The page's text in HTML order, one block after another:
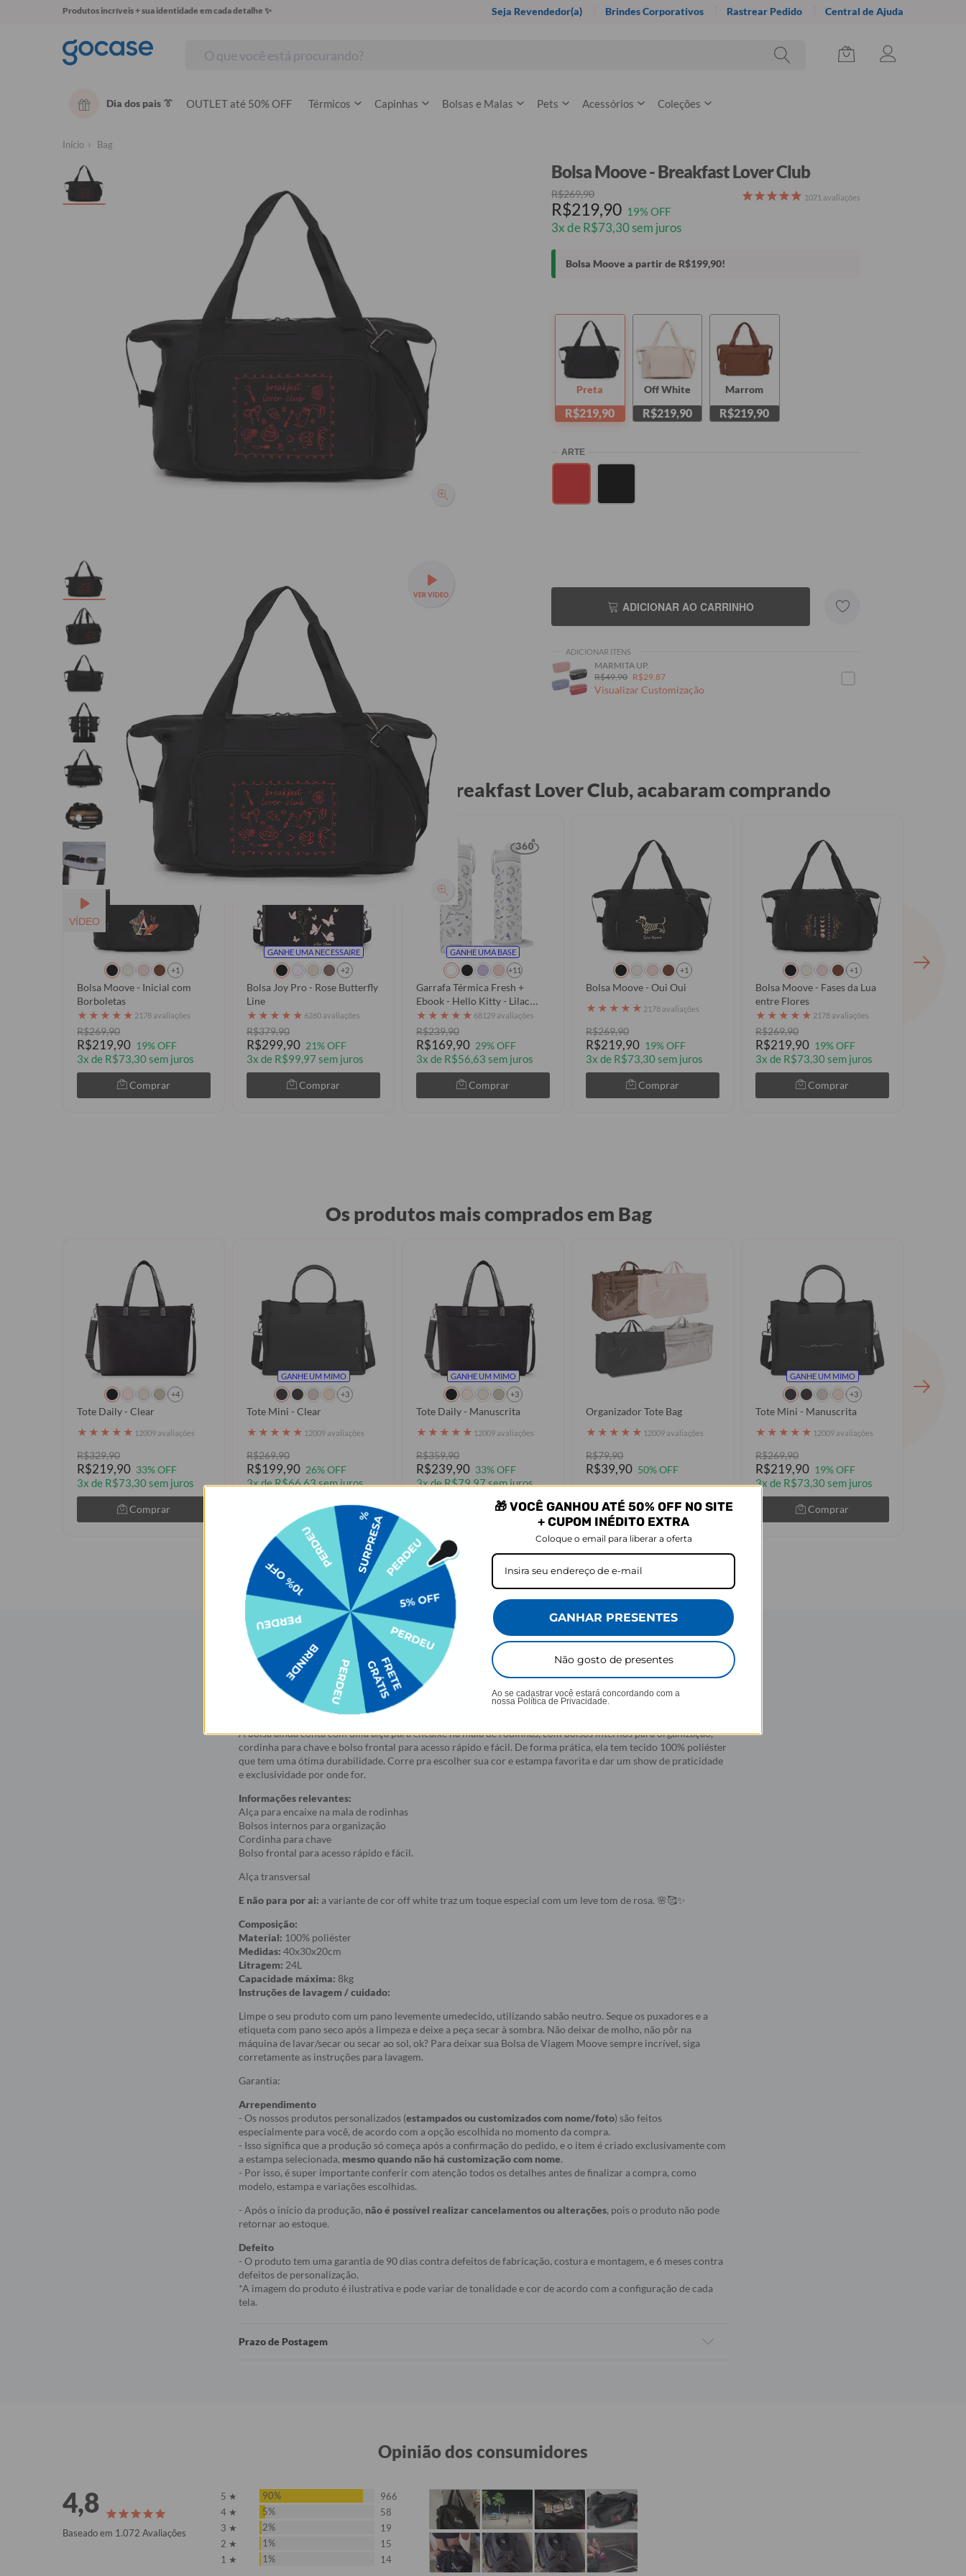
Produtos incríveis + sua identidade em cada detalhe ✨ Seja Revendedor(a) Brindes Corporativos Rastrear Pedido Central de Ajuda
Dia dos pais 👔 OUTLET até 50% OFF Térmicos Capinhas Bolsas e Malas Pets Acessórios Coleções
Início Bag
VER VÍDEO
VÍDEO
Bolsa Moove - Breakfast Lover Club
R$269,90
R$219,90 19% OFF
3x de R$73,30 sem juros
1071 avaliações
Bolsa Moove a partir de R$199,90!
Preta
R$219,90
Off White
R$219,90
Marrom
R$219,90
ADICIONAR AO CARRINHO
ADICIONAR ITENS
MARMITA UP.
R$49,90 R$29,87
Visualizar Customização
Pessoas que viram Bolsa Moove - Breakfast Lover Club, acabaram comprando
+1
Bolsa Moove - Inicial com
Borboletas
★ ★ ★ ★ ★ 2178 avaliações
R$269,90
R$219,90 19% OFF
3x de R$73,30 sem juros
Comprar
GANHE UMA NECESSAIRE
+2
Bolsa Joy Pro - Rose Butterfly
Line
★ ★ ★ ★ ★ 6260 avaliações
R$379,90
R$299,90 21% OFF
3x de R$99,97 sem juros
Comprar
GANHE UMA BASE
+11
Garrafa Térmica Fresh +
Ebook - Hello Kitty - Lilac
Dream
★ ★ ★ ★ ★ 68129 avaliações
R$239,90
R$169,90 29% OFF
3x de R$56,63 sem juros
Comprar
+1
Bolsa Moove - Oui Oui
★ ★ ★ ★ ★ 2178 avaliações
R$269,90
R$219,90 19% OFF
3x de R$73,30 sem juros
Comprar
+1
Bolsa Moove - Fases da Lua
entre Flores
★ ★ ★ ★ ★ 2178 avaliações
R$269,90
R$219,90 19% OFF
3x de R$73,30 sem juros
Comprar
Os produtos mais comprados em Bag
+4
Tote Daily - Clear
★ ★ ★ ★ ★ 12009 avaliações
R$329,90
R$219,90 33% OFF
3x de R$73,30 sem juros
Comprar
GANHE UM MIMO
+3
Tote Mini - Clear
★ ★ ★ ★ ★ 12009 avaliações
R$269,90
R$199,90 26% OFF
3x de R$66,63 sem juros
Comprar
GANHE UM MIMO
+3
Tote Daily - Manuscrita
★ ★ ★ ★ ★ 12009 avaliações
R$359,90
R$239,90 33% OFF
3x de R$79,97 sem juros
Comprar
Organizador Tote Bag
★ ★ ★ ★ ★ 12009 avaliações
R$79,90
R$39,90 50% OFF
Comprar
GANHE UM MIMO
+3
Tote Mini - Manuscrita
★ ★ ★ ★ ★ 12009 avaliações
R$269,90
R$219,90 19% OFF
3x de R$73,30 sem juros
Comprar
Descrição
A Bolsa Moove é ideal para quem está sempre em movimento. Seu espaço interno é incrível para levar tudo
com você e te acompanhar nos melhores momentos. Vai viajar e sempre precisa comprar uma mala extra na
volta? A Bolsa Moove é sua nova companheira FIEL!
A bolsa ainda conta com uma alça para encaixe na mala de rodinhas, com bolsos internos para organização,
cordinha para chave e bolso frontal para acesso rápido e fácil. De forma prática, ela tem tecido 100% poliéster
que tem uma ótima durabilidade. Corre pra escolher sua cor e estampa favorita e dar um show de praticidade
e exclusividade por onde for.
Informações relevantes:
Alça para encaixe na mala de rodinhas
Bolsos internos para organização
Cordinha para chave
Bolso frontal para acesso rápido e fácil.
Alça transversal
E não para por ai: a variante de cor off white traz um toque especial com um leve tom de rosa. 🌸🥰✨
Composição:
Material: 100% poliéster
Medidas: 40x30x20cm
Litragem: 24L
Capacidade máxima: 8kg
Instruções de lavagem / cuidado:
Limpe o seu produto com um pano levemente umedecido, utilizando sabão neutro. Seque os puxadores e a
etiqueta com pano seco após a limpeza e deixe a peça secar à sombra. Não deixar de molho, não pôr na
máquina de lavar/secar ou secar ao sol, ok? Para deixar sua Bolsa de Viagem Moove sempre incrível, siga
corretamente as instruções para lavagem.
Garantia:
Arrependimento
- Os nossos produtos personalizados (estampados ou customizados com nome/foto) são feitos
especialmente para você, de acordo com a opção escolhida no momento da compra.
- Isso significa que a produção só começa após a confirmação do pedido, e o item é criado exclusivamente com
a estampa selecionada, mesmo quando não há customização com nome.
- Por isso, é super importante conferir com atenção todos os detalhes antes de finalizar a compra, como
modelo, estampa e variações escolhidas.
- Após o início da produção, não é possível realizar cancelamentos ou alterações, pois o produto não pode
retornar ao estoque.
Defeito
- O produto tem uma garantia de 90 dias contra defeitos de fabricação, costura e montagem, e 6 meses contra
defeitos de personalização.
*A imagem do produto é ilustrativa e pode variar de tonalidade e cor de acordo com a configuração de cada
tela.
Prazo de Postagem
Opinião dos consumidores
4,8
Baseado em 1.072 Avaliações
5 ★ 90%
966
4 ★
5%
58
3 ★
2%
19
2 ★
1%
15
1 ★
1% 14
🎁 VOCÊ GANHOU ATÉ 50% OFF NO SITE
+ CUPOM INÉDITO EXTRA
Coloque o email para liberar a oferta
GANHAR PRESENTES
Não gosto de presentes
Ao se cadastrar você estará concordando com a
nossa Política de Privacidade.